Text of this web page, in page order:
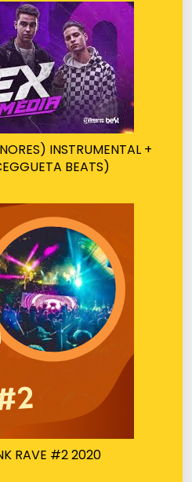
INSTRUMENTAL +
BEATS)
RAVE #2 2020